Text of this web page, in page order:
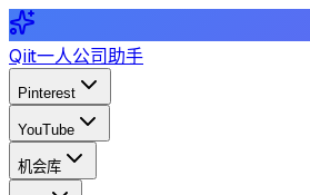
Qiit一人公司助手
Pinterest
YouTube
机会库